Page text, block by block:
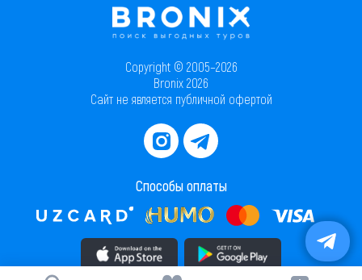
Copyright © 2005–2026
Bronix 2026
Сайт не является публичной офертой
Способы оплаты
Скачать приложение в AppStore Скачать приложение в PlayMarket